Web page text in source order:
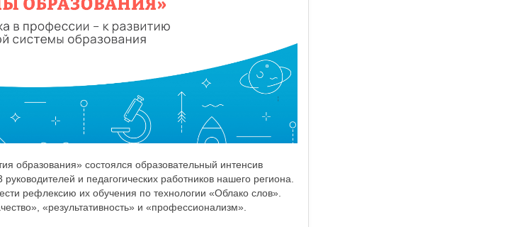
образования» состоялся образовательный интенсив
и педагогических работников нашего региона.
рефлексию их обучения по технологии «Облако слов».
«результативность» и «профессионализм».